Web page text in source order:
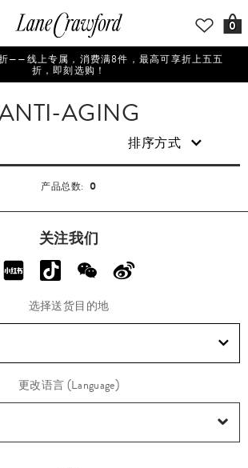
0
——线上专属，消费满8件，最高可享折上五五
折，即刻选购！
AGING
排序方式
产品总数:0
关注我们
选择送货目的地
更改语言 (Language)